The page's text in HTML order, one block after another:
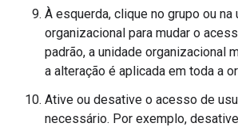
À esquerda, clique no grupo ou na
organizacional para mudar o
padrão, a unidade organizacional
a alteração é aplicada em toda a
Ative ou desative o acesso de
necessário. Por exemplo,